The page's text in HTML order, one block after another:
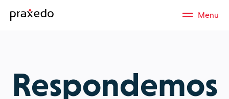
Menu
Respondemos